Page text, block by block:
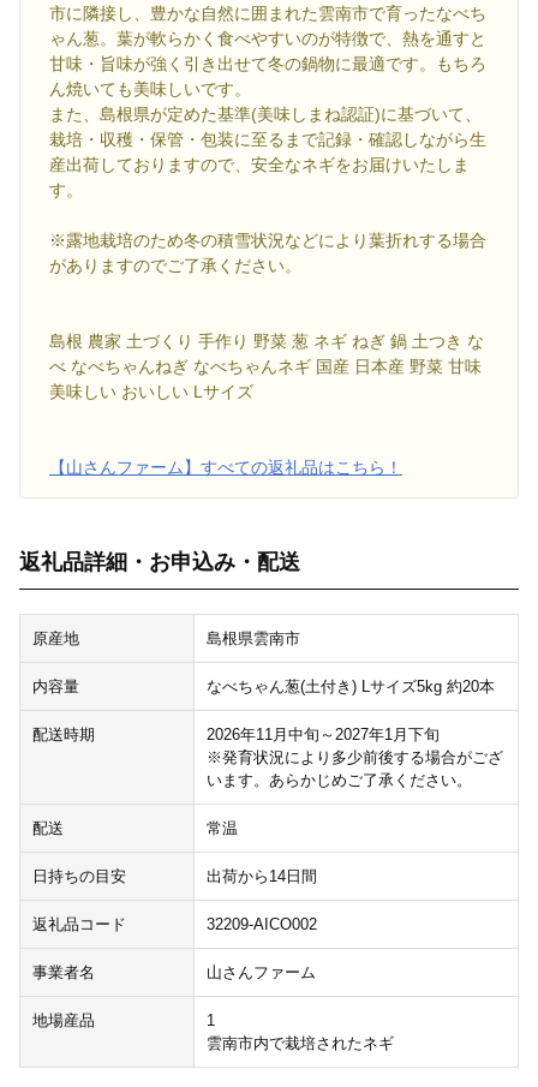
市に隣接し、豊かな自然に囲まれた雲南市で育ったなべち
ゃん葱。葉が軟らかく食べやすいのが特徴で、熱を通すと
甘味・旨味が強く引き出せて冬の鍋物に最適です。もちろ
ん焼いても美味しいです。
また、島根県が定めた基準(美味しまね認証)に基づいて、
栽培・収穫・保管・包装に至るまで記録・確認しながら生
産出荷しておりますので、安全なネギをお届けいたしま
す。
※露地栽培のため冬の積雪状況などにより葉折れする場合
がありますのでご了承ください。
島根 農家 土づくり 手作り 野菜 葱 ネギ ねぎ 鍋 土つき な
べ なべちゃんねぎ なべちゃんネギ 国産 日本産 野菜 甘味
美味しい おいしい Lサイズ
【山さんファーム】すべての返礼品はこちら！
返礼品詳細・お申込み・配送
原産地 島根県雲南市
内容量 なべちゃん葱(土付き) Lサイズ5kg 約20本
配送時期
2026年11月中旬～2027年1月下旬
※発育状況により多少前後する場合がござ
います。あらかじめご了承ください。
配送 常温
日持ちの目安 出荷から14日間
返礼品コード 32209-AICO002
事業者名 山さんファーム
地場産品
1
雲南市内で栽培されたネギ